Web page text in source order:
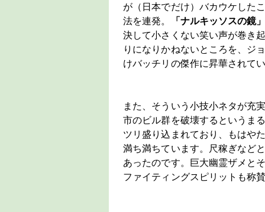
が（日本でだけ）バカウケした
法を連発。
「ナルキッソスの鏡
決して小さくない笑い声が巻き
りになりかねないところを、ジ
けバッチリの傑作に昇華されて
また、そういう小技小ネタが充
市のビル群を破壊するというま
ツリ盛り込まれており、もはや
満ち満ちています。尺稼ぎなど
あったのです。巨大幽霊ザメと
ファイティングスピリットも称